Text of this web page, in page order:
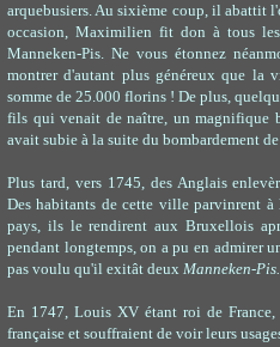
arquebusiers. Au sixième coup, il abattit
occasion, Maximilien fit don à tous
Manneken-Pis. Nevous étonnez
montrer d'autant plus généreux que la
somme de 25.000 florins ! De plus,
fils qui venait de naître, un magnifique
avait subie à la suite du bombardement
Plus tard, vers 1745, des Anglais
Des habitants de cette ville parvinrent
pays, ils le rendirent aux Bruxellois
pendant longtemps, on a pu en admirer
pas voulu qu'il exitât deux Manneken-
En 1747, Louis XV étant roi de
française et souffraient de voir leurs